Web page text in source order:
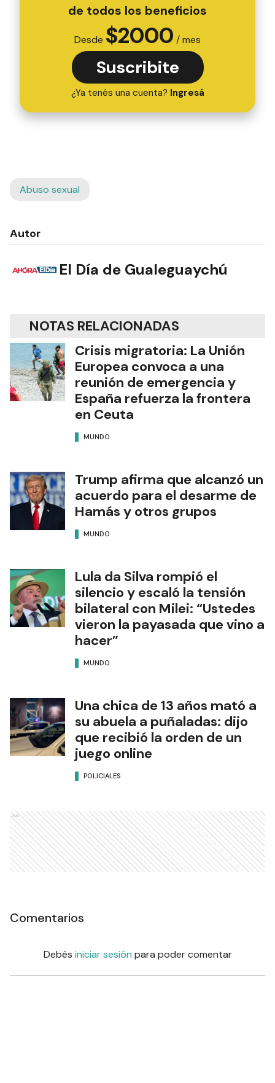
de todos los beneficios
Desde $2000 / mes
Suscribite
¿Ya tenés una cuenta? Ingresá
Abuso sexual
Autor
El Día de Gualeguaychú
NOTAS RELACIONADAS
Crisis migratoria: La Unión
Europea convoca a una
reunión de emergencia y
España refuerza la frontera
en Ceuta
MUNDO
Trump afirma que alcanzó un
acuerdo para el desarme de
Hamás y otros grupos
MUNDO
Lula da Silva rompió el
silencio y escaló la tensión
bilateral con Milei: “Ustedes
vieron la payasada que vino a
hacer”
MUNDO
Una chica de 13 años mató a
su abuela a puñaladas: dijo
que recibió la orden de un
juego online
POLICIALES
Ads
Comentarios
Debés iniciar sesión para poder comentar